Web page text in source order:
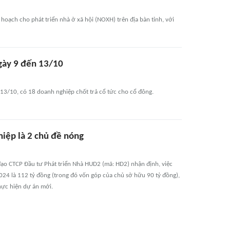
cho phát triển nhà ở xã hội (NOXH) trên địa bàn tỉnh, với
9 đến 13/10
13/10, có 18 doanh nghiệp chốt trả cổ tức cho cổ đông.
là 2 chủ đề nóng
CTCP Đầu tư Phát triển Nhà HUD2 (mã: HD2) nhận định, việc
là 112 tỷ đồng (trong đó vốn góp của chủ sở hữu 90 tỷ đồng),
hiện dự án mới.